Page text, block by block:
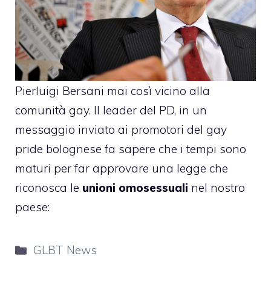
Pierluigi Bersani mai così vicino alla
comunità gay. Il leader del PD, in un
messaggio inviato ai promotori del gay
pride bolognese fa sapere che i tempi sono
maturi per far approvare una legge che
riconosca le unioni omosessuali nel nostro
paese:
Categorie
GLBT News